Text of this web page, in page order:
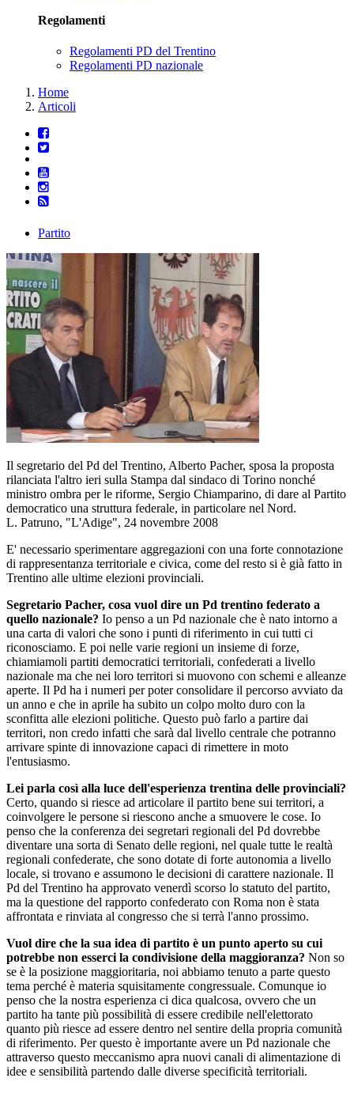
Regolamenti
Regolamenti PD del Trentino
Regolamenti PD nazionale
Home
Articoli
Partito
Il segretario del Pd del Trentino, Alberto Pacher, sposa la proposta
rilanciata l'altro ieri sulla Stampa dal sindaco di Torino nonché
ministro ombra per le riforme, Sergio Chiamparino, di dare al Partito
democratico una struttura federale, in particolare nel Nord.
L. Patruno, "L'Adige", 24 novembre 2008
E' necessario sperimentare aggregazioni con una forte connotazione
di rappresentanza territoriale e civica, come del resto si è già fatto in
Trentino alle ultime elezioni provinciali.
Segretario Pacher, cosa vuol dire un Pd trentino federato a
quello nazionale? Io penso a un Pd nazionale che è nato intorno a
una carta di valori che sono i punti di riferimento in cui tutti ci
riconosciamo. E poi nelle varie regioni un insieme di forze,
chiamiamoli partiti democratici territoriali, confederati a livello
nazionale ma che nei loro territori si muovono con schemi e alleanze
aperte. Il Pd ha i numeri per poter consolidare il percorso avviato da
un anno e che in aprile ha subito un colpo molto duro con la
sconfitta alle elezioni politiche. Questo può farlo a partire dai
territori, non credo infatti che sarà dal livello centrale che potranno
arrivare spinte di innovazione capaci di rimettere in moto
l'entusiasmo.
Lei parla così alla luce dell'esperienza trentina delle provinciali?
Certo, quando si riesce ad articolare il partito bene sui territori, a
coinvolgere le persone si riescono anche a smuovere le cose. Io
penso che la conferenza dei segretari regionali del Pd dovrebbe
diventare una sorta di Senato delle regioni, nel quale tutte le realtà
regionali confederate, che sono dotate di forte autonomia a livello
locale, si trovano e assumono le decisioni di carattere nazionale. Il
Pd del Trentino ha approvato venerdì scorso lo statuto del partito,
ma la questione del rapporto confederato con Roma non è stata
affrontata e rinviata al congresso che si terrà l'anno prossimo.
Vuol dire che la sua idea di partito è un punto aperto su cui
potrebbe non esserci la condivisione della maggioranza? Non so
se è la posizione maggioritaria, noi abbiamo tenuto a parte questo
tema perché è materia squisitamente congressuale. Comunque io
penso che la nostra esperienza ci dica qualcosa, ovvero che un
partito ha tante più possibilità di essere credibile nell'elettorato
quanto più riesce ad essere dentro nel sentire della propria comunità
di riferimento. Per questo è importante avere un Pd nazionale che
attraverso questo meccanismo apra nuovi canali di alimentazione di
idee e sensibilità partendo dalle diverse specificità territoriali.